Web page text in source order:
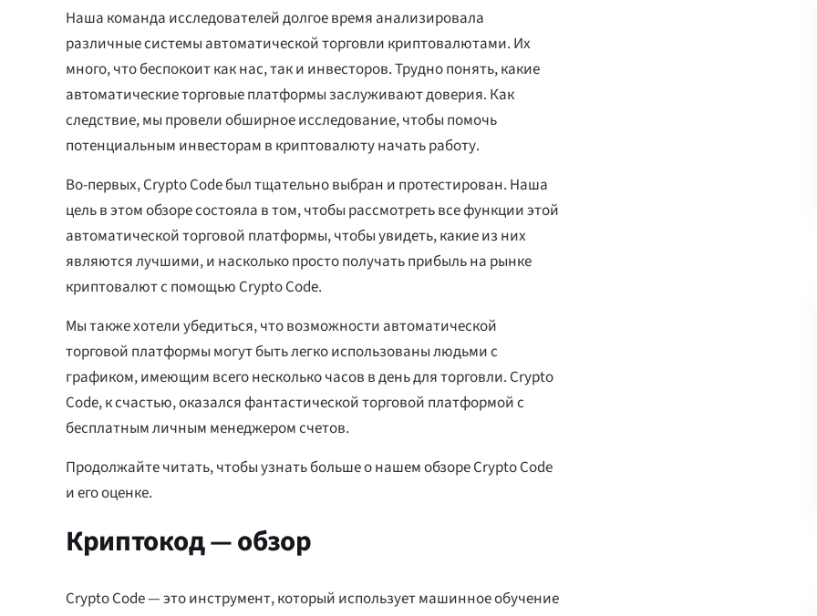
Наша команда исследователей долгое время анализировала
различные системы автоматической торговли криптовалютами. Их
много, что беспокоит как нас, так и инвесторов. Трудно понять, какие
автоматические торговые платформы заслуживают доверия. Как
следствие, мы провели обширное исследование, чтобы помочь
потенциальным инвесторам в криптовалюту начать работу.
Во-первых, Crypto Code был тщательно выбран и протестирован. Наша
цель в этом обзоре состояла в том, чтобы рассмотреть все функции этой
автоматической торговой платформы, чтобы увидеть, какие из них
являются лучшими, и насколько просто получать прибыль на рынке
криптовалют с помощью Crypto Code.
Мы также хотели убедиться, что возможности автоматической
торговой платформы могут быть легко использованы людьми с
графиком, имеющим всего несколько часов в день для торговли. Crypto
Code, к счастью, оказался фантастической торговой платформой с
бесплатным личным менеджером счетов.
Продолжайте читать, чтобы узнать больше о нашем обзоре Crypto Code
и его оценке.
Криптокод — обзор
Crypto Code — это инструмент, который использует машинное обучение